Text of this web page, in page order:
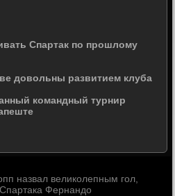
Спартак по прошлому
довольны развитием клуба
командный турнир
назвал великолепным гол,
Фернандо